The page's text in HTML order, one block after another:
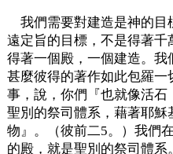
我們需要對建造是神的目
遠定旨的目標，不是得著
得著一個殿，一個建造。
甚麼彼得的著作如此包羅
事，說，你們『也就像活
聖別的祭司體系，藉著耶
物』。（彼前二5。）我們
的殿，就是聖別的祭司體